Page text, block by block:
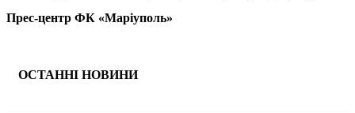
Прес-центр ФК «Маріуполь»
ОСТАННІ НОВИНИ